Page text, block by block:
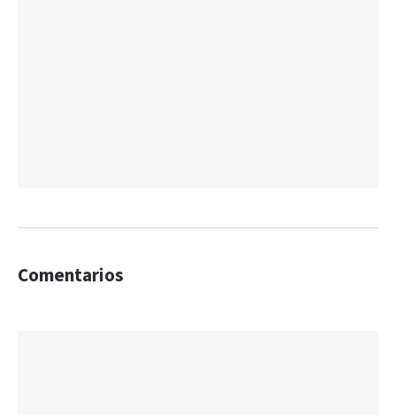
Comentarios